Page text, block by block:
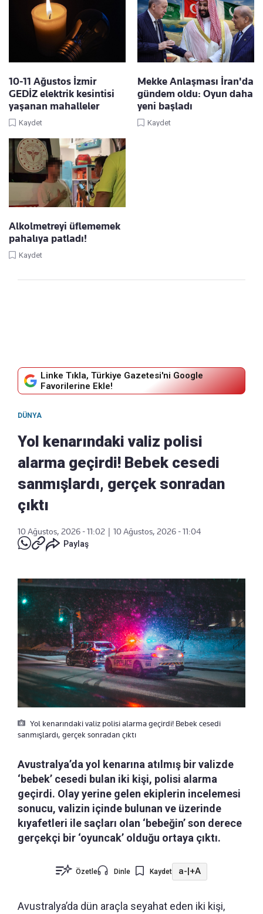
10-11 Ağustos İzmir
GEDİZ elektrik kesintisi
yaşanan mahalleler
Kaydet
Mekke Anlaşması İran'da
gündem oldu: Oyun daha
yeni başladı
Kaydet
Alkolmetreyi üflememek
pahalıya patladı!
Kaydet
Linke Tıkla, Türkiye Gazetesi'ni Google
Favorilerine Ekle!
DÜNYA
Yol kenarındaki valiz polisi
alarma geçirdi! Bebek cesedi
sanmışlardı, gerçek sonradan
çıktı
10 Ağustos, 2026 - 11:02
10 Ağustos, 2026 - 11:04
Paylaş
Yol kenarındaki valiz polisi alarma geçirdi! Bebek cesedi
sanmışlardı, gerçek sonradan çıktı
Avustralya’da yol kenarına atılmış bir valizde
‘bebek’ cesedi bulan iki kişi, polisi alarma
geçirdi. Olay yerine gelen ekiplerin incelemesi
sonucu, valizin içinde bulunan ve üzerinde
kıyafetleri ile saçları olan ‘bebeğin’ son derece
gerçekçi bir ‘oyuncak’ olduğu ortaya çıktı.
Özetle Dinle Kaydet a-|+A
Avustralya’da dün araçla seyahat eden iki kişi,